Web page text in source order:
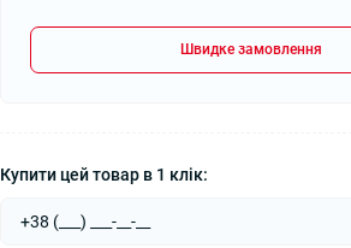
Швидке замовлення
Купити цей товар в 1 клік: